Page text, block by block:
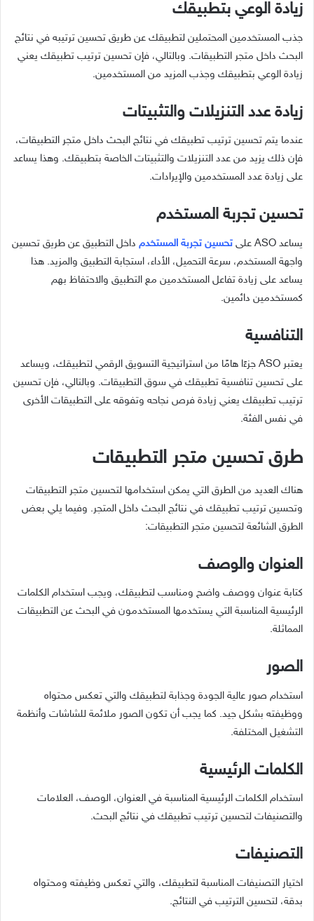
زيادة الوعي بتطبيقك
جذب المستخدمين المحتملين لتطبيقك عن طريق تحسين ترتيبه في نتائج
البحث داخل متجر التطبيقات. وبالتالي، فإن تحسين ترتيب تطبيقك يعني
زيادة الوعي بتطبيقك وجذب المزيد من المستخدمين.
زيادة عدد التنزيلات والتثبيتات
عندما يتم تحسين ترتيب تطبيقك في نتائج البحث داخل متجر التطبيقات،
فإن ذلك يزيد من عدد التنزيلات والتثبيتات الخاصة بتطبيقك. وهذا يساعد
على زيادة عدد المستخدمين والإيرادات.
تحسين تجربة المستخدم
يساعد ASO على تحسين تجربة المستخدم داخل التطبيق عن طريق تحسين
واجهة المستخدم، سرعة التحميل، الأداء، استجابة التطبيق والمزيد. هذا
يساعد على زيادة تفاعل المستخدمين مع التطبيق والاحتفاظ بهم
كمستخدمين دائمين.
التنافسية
يعتبر ASO جزءًا هامًا من استراتيجية التسويق الرقمي لتطبيقك، ويساعد
على تحسين تنافسية تطبيقك في سوق التطبيقات. وبالتالي، فإن تحسين
ترتيب تطبيقك يعني زيادة فرص نجاحه وتفوقه على التطبيقات الأخرى
في نفس الفئة.
طرق تحسين متجر التطبيقات
هناك العديد من الطرق التي يمكن استخدامها لتحسين متجر التطبيقات
وتحسين ترتيب تطبيقك في نتائج البحث داخل المتجر. وفيما يلي بعض
الطرق الشائعة لتحسين متجر التطبيقات:
العنوان والوصف
كتابة عنوان ووصف واضح ومناسب لتطبيقك، ويجب استخدام الكلمات
الرئيسية المناسبة التي يستخدمها المستخدمون في البحث عن التطبيقات
المماثلة.
الصور
استخدام صور عالية الجودة وجذابة لتطبيقك والتي تعكس محتواه
ووظيفته بشكل جيد. كما يجب أن تكون الصور ملائمة للشاشات وأنظمة
التشغيل المختلفة.
الكلمات الرئيسية
استخدام الكلمات الرئيسية المناسبة في العنوان، الوصف، العلامات
والتصنيفات لتحسين ترتيب تطبيقك في نتائج البحث.
التصنيفات
اختيار التصنيفات المناسبة لتطبيقك، والتي تعكس وظيفته ومحتواه
بدقة، لتحسين الترتيب في النتائج.